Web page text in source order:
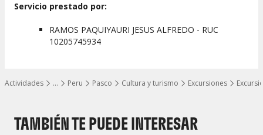
…
Mostrar todos los niveles
Actividades Peru Pasco Cultura y turismo Excursiones
Servicio prestado por:
RAMOS PAQUIYAURI JESUS ALFREDO - RUC
10205745934
TAMBIÉN TE PUEDE INTERESAR